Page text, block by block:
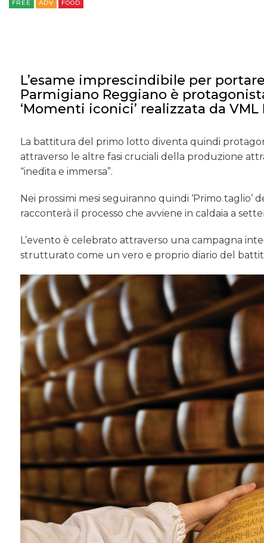
FREE ADV FOOD
L’esame imprescindibile per
Parmigiano Reggiano è
‘Momenti iconici’ realizzata da
La battitura del primo lotto diventa quindi
attraverso le altre fasi cruciali della produzione
“inedita e immersa”.
Nei prossimi mesi seguiranno quindi ‘Primo taglio’
racconterà il processo che avviene in caldaia a
L’evento è celebrato attraverso una campagna
strutturato come un vero e proprio diario del